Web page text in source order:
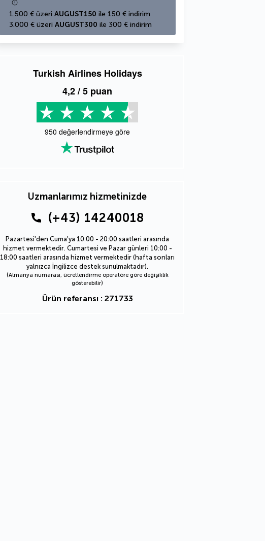
1.500 € üzeri AUGUST150 ile 150 € indirim
3.000 € üzeri AUGUST300 ile 300 € indirim
Turkish Airlines Holidays
4,2/ 5 puan
950 değerlendirmeye göre
Uzmanlarımız hizmetinizde
(+43) 14240018
Pazartesi'den Cuma'ya 10:00 - 20:00 saatleri arasında
hizmet vermektedir. Cumartesi ve Pazar günleri 10:00 -
18:00 saatleri arasında hizmet vermektedir (hafta sonları
yalnızca İngilizce destek sunulmaktadır).
(Almanya numarası, ücretlendirme operatöre göre değişiklik
gösterebilir)
Ürün referansı : 271733